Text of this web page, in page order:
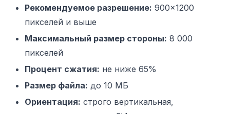
Рекомендуемое разрешение: 900×1200
пикселей и выше
Максимальный размер стороны: 8 000
пикселей
Процент сжатия: не ниже 65%
Размер файла: до 10 МБ
Ориентация: строго вертикальная,